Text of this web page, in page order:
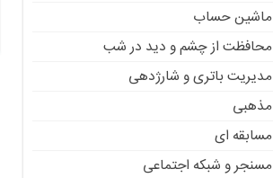
ماشین حساب
محافظت از چشم و دید در شب
مدیریت باتری و شارژدهی
مذهبی
مسابقه ای
مسنجر و شبکه اجتماعی